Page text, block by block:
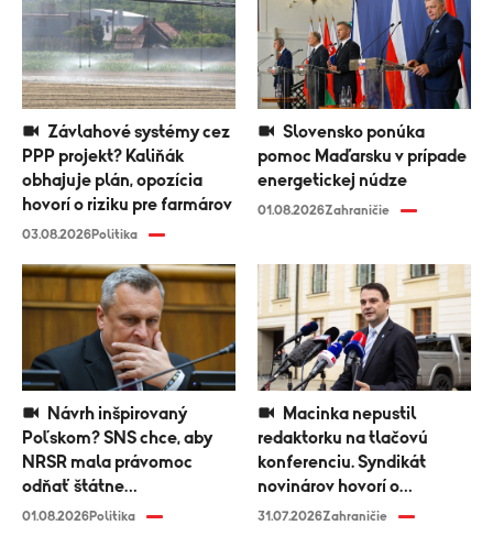
PPP projekt? Kaliňák
obhajuje plán, opozícia
hovorí o riziku pre farmárov
03.08.2026Politika
pomoc Maďarsku v prípade
energetickej núdze
01.08.2026Zahraničie
Poľskom? SNS chce, aby
NRSR mala právomoc
odňať štátne
vyznamenanie
01.08.2026Politika
redaktorku na tlačovú
konferenciu. Syndikát
novinárov hovorí o
diskriminácii médií
31.07.2026Zahraničie